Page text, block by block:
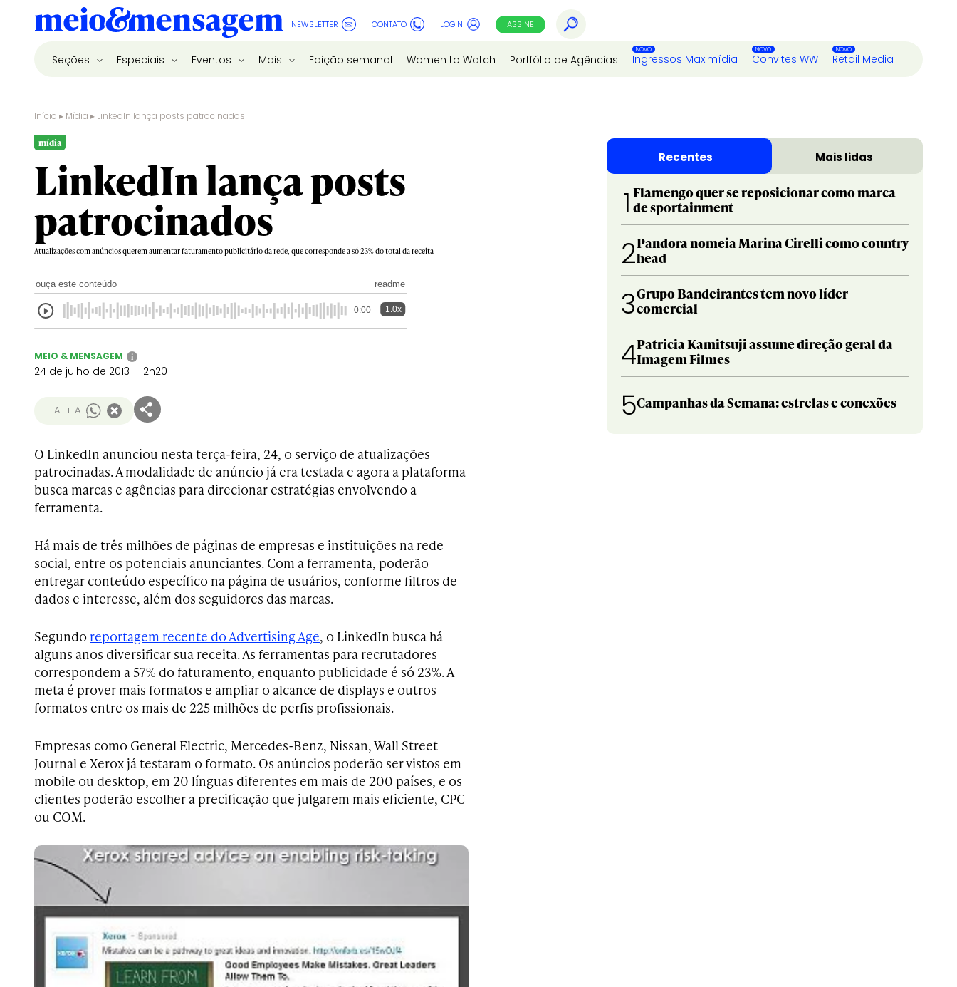
NEWSLETTER CONTATO LOGIN ASSINE
Seções Especiais Eventos Mais Edição semanal Women to Watch Portfólio de Agências Ingressos Maximídia Convites WW Retail Media
Início ▸ Mídia ▸ LinkedIn lança posts patrocinados
mídia
LinkedIn lança posts
patrocinados
Atualizações com anúncios querem aumentar faturamento publicitário da rede, que corresponde a só 23% do total da receita
ouça este conteúdo readme
0:00 1.0x
MEIO & MENSAGEM i
24 de julho de 2013 - 12h20
- A + A
O LinkedIn anunciou nesta terça-feira, 24, o serviço de atualizações
patrocinadas. A modalidade de anúncio já era testada e agora a plataforma
busca marcas e agências para direcionar estratégias envolvendo a
ferramenta.
Há mais de três milhões de páginas de empresas e instituições na rede
social, entre os potenciais anunciantes. Com a ferramenta, poderão
entregar conteúdo específico na página de usuários, conforme filtros de
dados e interesse, além dos seguidores das marcas.
Segundo reportagem recente do Advertising Age, o LinkedIn busca há
alguns anos diversificar sua receita. As ferramentas para recrutadores
correspondem a 57% do faturamento, enquanto publicidade é só 23%. A
meta é prover mais formatos e ampliar o alcance de displays e outros
formatos entre os mais de 225 milhões de perfis profissionais.
Empresas como General Electric, Mercedes-Benz, Nissan, Wall Street
Journal e Xerox já testaram o formato. Os anúncios poderão ser vistos em
mobile ou desktop, em 20 línguas diferentes em mais de 200 países, e os
clientes poderão escolher a precificação que julgarem mais eficiente, CPC
ou COM.
Recentes Mais lidas
1 Flamengo quer se reposicionar como marca
de sportainment
2Pandora nomeia Marina Cirelli como country
head
3Grupo Bandeirantes tem novo líder
comercial
4Patricia Kamitsuji assume direção geral da
Imagem Filmes
5Campanhas da Semana: estrelas e conexões